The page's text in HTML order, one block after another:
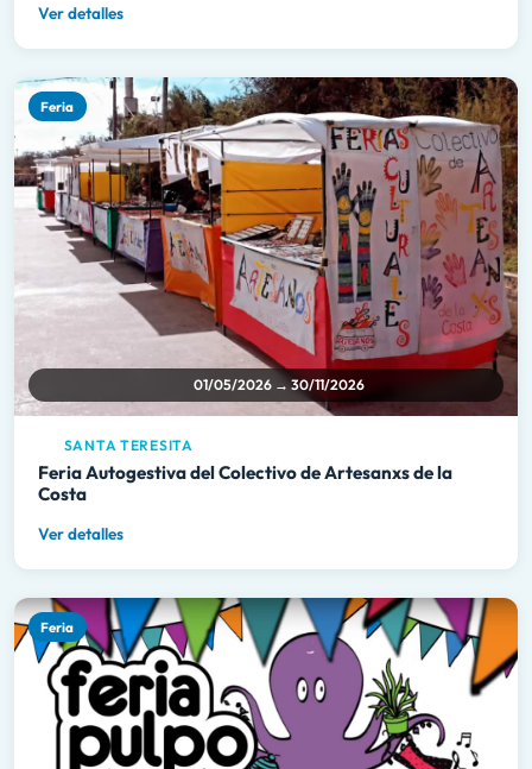
Ver detalles
Feria
01/05/2026 → 30/11/2026
SANTA TERESITA
Feria Autogestiva del Colectivo de Artesanxs de la
Costa
Ver detalles
Feria